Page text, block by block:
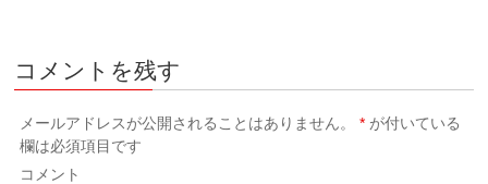
コメントを残す
メールアドレスが公開されることはありません。 * が付いている
欄は必須項目です
コメント